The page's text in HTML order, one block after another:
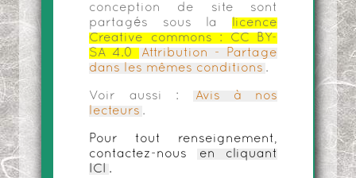
conception de site sont
partagés sous la
licence
Creative commons :
CC BY-
SA 4.0
Attribution - Partage
dans les mêmes conditions .
Voir aussi :
Avis à nos
lecteurs .
Pour tout renseignement,
contactez-nous
en cliquant
ICI
.